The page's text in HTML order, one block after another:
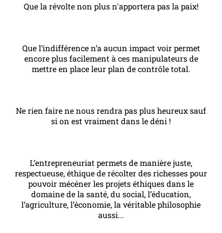
Que la révolte non plus n'apportera pas la paix!
Que l’indifférence n’a aucun impact voir permet
encore plus facilement à ces manipulateurs de
mettre en place leur plan de contrôle total.
Ne rien faire ne nous rendra pas plus heureux sauf
si on est vraiment dans le déni !
L’entrepreneuriat permets de manière juste,
respectueuse, éthique de récolter des richesses pour
pouvoir mécéner les projets éthiques dans le
domaine de la santé, du social, l’éducation,
l’agriculture, l’économie, la véritable philosophie
aussi...